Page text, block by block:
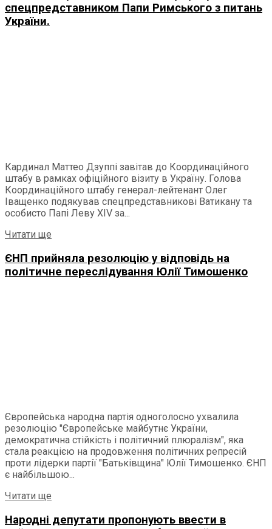
спецпредставником Папи Римського з питань
України.
Кардинал Маттео Дзуппі завітав до Координаційного
штабу в рамках офіційного візиту в Україну. Голова
Координаційного штабу генерал-лейтенант Олег
Іващенко подякував спецпредставникові Ватикану та
особисто Папі Леву ХІV за...
Читати ще
ЄНП прийняла резолюцію у відповідь на
політичне переслідування Юлії Тимошенко
Європейська народна партія одноголосно ухвалила
резолюцію "Європейське майбутнє України,
демократична стійкість і політичний плюралізм", яка
стала реакцією на продовження політичних репресій
проти лідерки партії "Батьківщина" Юлії Тимошенко. ЄНП
є найбільшою...
Читати ще
Народні депутати пропонують ввести в